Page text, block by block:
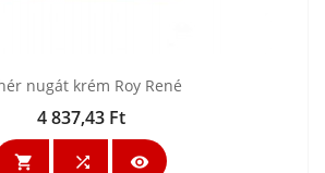
nugát krém Roy René
Ár
4 837,43 Ft
  